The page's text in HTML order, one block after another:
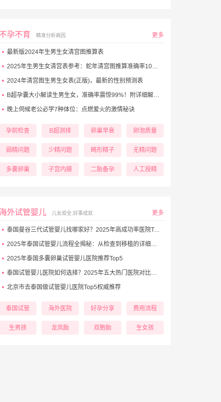
孕不育 精准分析病因 更多
最新版2024年生男生女清宫图推算表
2025年生男生女清宫表参考：蛇年清宫图推算准确率100%！
2024年清宫图生男生女表(正版)，最新的性别预测表
B超孕囊大小解读生男生女，准确率震惊99%！附详细解析表！
晚上伺候老公必学7种体位：点燃爱火的激情秘诀
孕前检查 B超测排 卵巢早衰 卵泡质量
弱精问题 少精问题 畸形精子 无精问题
多囊卵巢 子宫内膜 二胎备孕 人工授精
外试管婴儿 儿女双全,好事成双 更多
泰国曼谷三代试管婴儿找哪家好？2025年高成功率医院Top5推荐
2025年泰国试管婴儿流程全揭秘：从检查到移植的详细步骤
2025年泰国多囊卵巢试管婴儿医院推荐Top5
泰国试管婴儿医院如何选择？2025年五大热门医院对比与避坑秘诀
北京市去泰国做试管婴儿医院Top5权威推荐
泰国试管 海外医院 好孕分享 费用流程
生男孩 龙凤胎 双胞胎 生女孩